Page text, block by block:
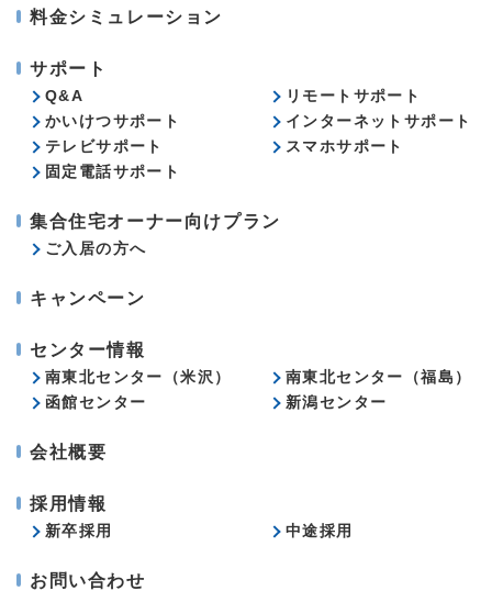
料金シミュレーション
サポート
Q&A
リモートサポート
かいけつサポート
インターネットサポート
テレビサポート
スマホサポート
固定電話サポート
集合住宅オーナー向けプラン
ご入居の方へ
キャンペーン
センター情報
南東北センター（米沢）
南東北センター（福島）
函館センター
新潟センター
会社概要
採用情報
新卒採用 中途採用
お問い合わせ